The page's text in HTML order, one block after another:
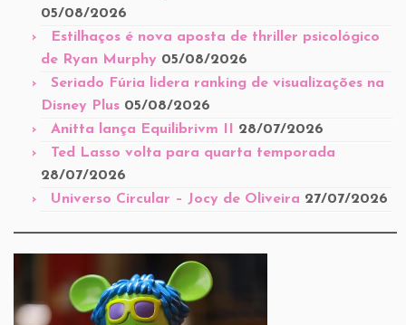
05/08/2026
Estilhaços é nova aposta de thriller psicológico
de Ryan Murphy 05/08/2026
Seriado Fúria lidera ranking de visualizações na
Disney Plus 05/08/2026
Anitta lança Equilibrivm II 28/07/2026
Ted Lasso volta para quarta temporada
28/07/2026
Universo Circular – Jocy de Oliveira 27/07/2026